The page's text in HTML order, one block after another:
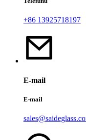
+86 13925718197
E-mail
E-mail